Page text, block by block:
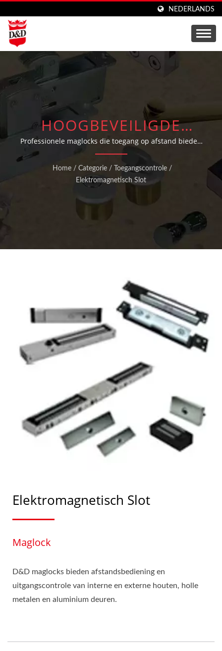
NEDERLANDS
HOOGBEVEILIGDE
ELEKTROMAGNETISCHE
VOOR COMMERCIËLE
TOEPASSINGEN
Professionele maglocks die toegang op afstand bieden
voor interne en externe deuren met een houdkracht
van 1300 pond
Home / Categorie / Toegangscontrole /
Elektromagnetisch Slot
Elektromagnetisch Slot
Maglock
D&D maglocks bieden afstandsbediening en
uitgangscontrole van interne en externe houten, holle
metalen en aluminium deuren.